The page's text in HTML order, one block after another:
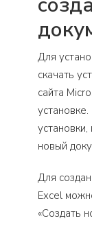
Для
скачать
сайта
новый
Для
Excel
«Создать